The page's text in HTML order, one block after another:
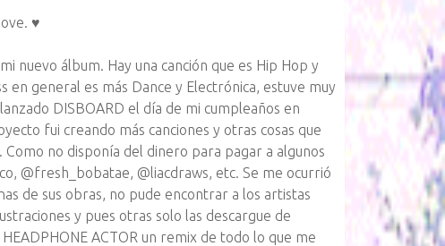
♥
nuevo álbum. Hay una canción que es Hip Hop y
en general es más Dance y Electrónica, estuve muy
DISBOARD el día de mi cumpleaños en
fui creando más canciones y otras cosas que
no disponía del dinero para pagar a algunos
@fresh_bobatae, @liacdraws, etc. Se me ocurrió
de sus obras, no pude encontrar a los artistas
y pues otras solo las descargue de
ACTOR un remix de todo lo que me